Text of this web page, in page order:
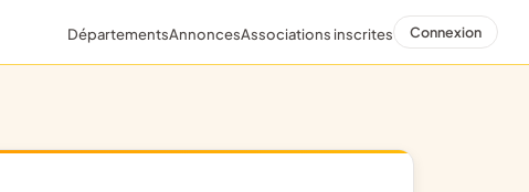
DépartementsAnnoncesAssociations inscrites Connexion